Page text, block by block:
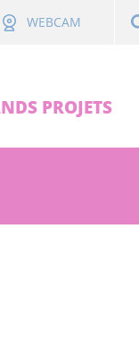
WEBCAM
PROJETS